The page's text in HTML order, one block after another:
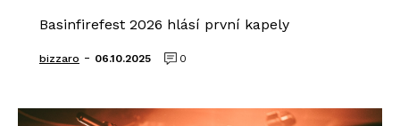
Basinfirefest 2026 hlásí první kapely
bizzaro - 06.10.2025 0